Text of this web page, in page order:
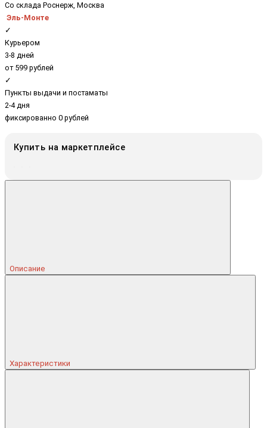
Со склада Роснерж, Москва
Эль-Монте
✓
Курьером
3-8 дней
от 599 рублей
✓
Пункты выдачи и постаматы
2-4 дня
фиксированно 0 рублей
Купить на маркетплейсе
Описание
Характеристики